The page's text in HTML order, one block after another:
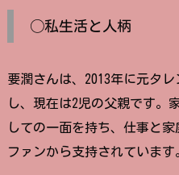
◯私生活と人柄
要潤さんは、2013年に元タレ
し、現在は2児の父親です。
しての一面を持ち、仕事と
ファンから支持されています